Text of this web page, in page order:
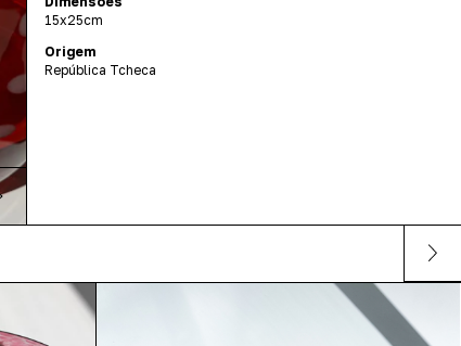
15x25cm
Origem
República Tcheca